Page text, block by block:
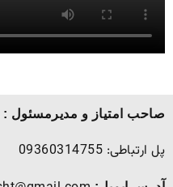
صاحب امتیاز و مدیرمسئول :
پل ارتباطی: 09360314755